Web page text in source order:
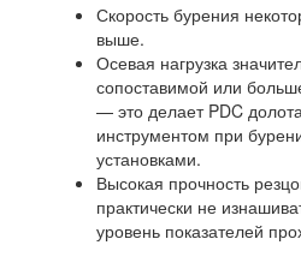
Скорость бурения
выше.
Осевая нагрузка
сопоставимой или
— это делает PDC
инструментом при
установками.
Высокая прочность
практически не
уровень показателей